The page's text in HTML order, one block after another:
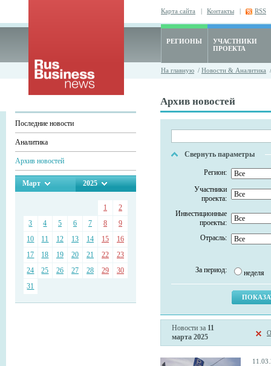
Карта сайта | Контакты | RSS
РЕГИОНЫ
УЧАСТНИКИ
ПРОЕКТА
На главную / Новости & Аналитика
Последние новости
Аналитика
Архив новостей
Март 2025
1
2
3
4 5 6 7 8
9
10
11 12 13 14 15
16
17
18 19 20 21 22
23
24
25 26 27 28 29
30
31
Архив новостей
Свернуть параметры
Регион:
Участники
проекта:
Инвестиционные
проекты:
Отрасль:
За период: неделя
Новости за 11
марта 2025